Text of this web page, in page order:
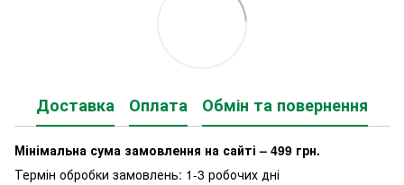
Доставка Оплата Обмін та повернення
Мінімальна сума замовлення на сайті – 499 грн.
Термін обробки замовлень: 1-3 робочих дні